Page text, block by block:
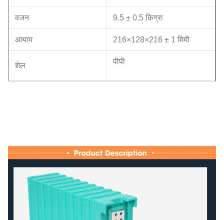
वजन 9.5 ± 0.5 किग्रा
आयाम 216×128×216 ± 1 मिमी
शेल पीपी